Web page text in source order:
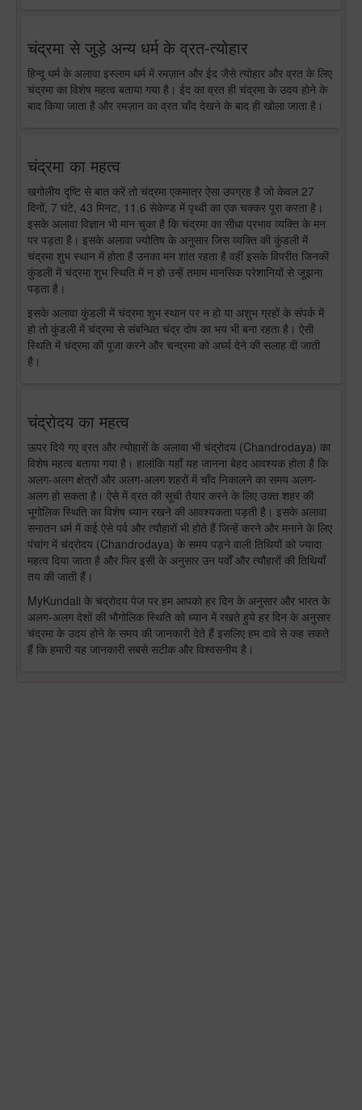
चंद्रमा से जुड़े अन्य धर्म के व्रत-त्योहार
हिन्दू धर्म के अलावा इस्लाम धर्म में रमज़ान और ईद जैसे त्योहार और व्रत के लिए
चंद्रमा का विशेष महत्व बताया गया है। ईद का व्रत ही चंद्रमा के उदय होने के
बाद किया जाता है और रमज़ान का व्रत चाँद देखने के बाद ही खोला जाता है।
चंद्रमा का महत्व
खगोलीय दृष्टि से बात करें तो चंद्रमा एकमात्र ऐसा उपग्रह है जो केवल 27
दिनों, 7 घंटे, 43 मिनट, 11.6 सेकेण्ड में पृथ्वी का एक चक्कर पूरा करता है।
इसके अलावा विज्ञान भी मान चुका है कि चंद्रमा का सीधा प्रभाव व्यक्ति के मन
पर पड़ता है। इसके अलावा ज्योतिष के अनुसार जिस व्यक्ति की कुंडली में
चंद्रमा शुभ स्थान में होता है उनका मन शांत रहता है वहीं इसके विपरीत जिनकी
कुंडली में चंद्रमा शुभ स्थिति में न हो उन्हें तमाम मानसिक परेशानियों से जूझना
पड़ता है।
इसके अलावा कुंडली में चंद्रमा शुभ स्थान पर न हो या अशुभ ग्रहों के संपर्क में
हो तो कुंडली में चंद्रमा से संबन्धित चंद्र दोष का भय भी बना रहता है। ऐसी
स्थिति में चंद्रमा की पूजा करने और चन्द्रमा को अर्घ्य देने की सलाह दी जाती
है।
चंद्रोदय का महत्व
ऊपर दिये गए व्रत और त्योहारों के अलावा भी चंद्रोदय (Chandrodaya) का
विशेष महत्व बताया गया है। हालांकि यहाँ यह जानना बेहद आवश्यक होता है कि
अलग-अलग क्षेत्रों और अलग-अलग शहरों में चाँद निकालने का समय अलग-
अलग हो सकता है। ऐसे में व्रत की सूची तैयार करने के लिए उक्त शहर की
भूगोलिक स्थिति का विशेष ध्यान रखने की आवश्यकता पड़ती है। इसके अलावा
सनातन धर्म में कई ऐसे पर्व और त्यौहारों भी होते हैं जिन्हें करने और मनाने के लिए
पंचांग में चंद्रोदय (Chandrodaya) के समय पड़ने वाली तिथियों को ज्यादा
महत्व दिया जाता है और फिर इसी के अनुसार उन पर्वों और त्यौहारों की तिथियाँ
तय की जाती हैं।
MyKundali के चंद्रोदय पेज पर हम आपको हर दिन के अनुसार और भारत के
अलग-अलग देशों की भौगोलिक स्थिति को ध्यान में रखते हुये हर दिन के अनुसार
चंद्रमा के उदय होने के समय की जानकारी देते हैं इसलिए हम दावे से कह सकते
हैं कि हमारी यह जानकारी सबसे सटीक और विश्वसनीय है।